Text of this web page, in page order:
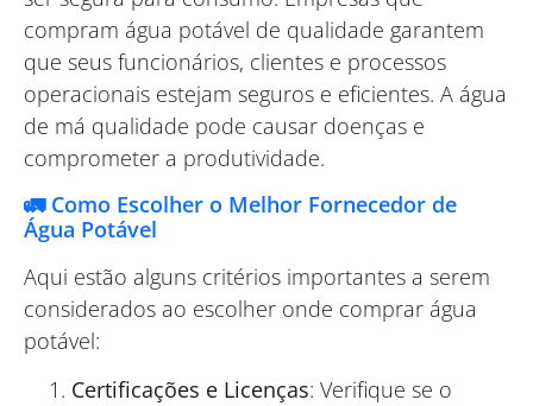
compram água potável de qualidade garantem
que seus funcionários, clientes e processos
operacionais estejam seguros e eficientes. A água
de má qualidade pode causar doenças e
comprometer a produtividade.
🚛 Como Escolher o Melhor Fornecedor de
Água Potável
Aqui estão alguns critérios importantes a serem
considerados ao escolher onde comprar água
potável:
Certificações e Licenças: Verifique se o